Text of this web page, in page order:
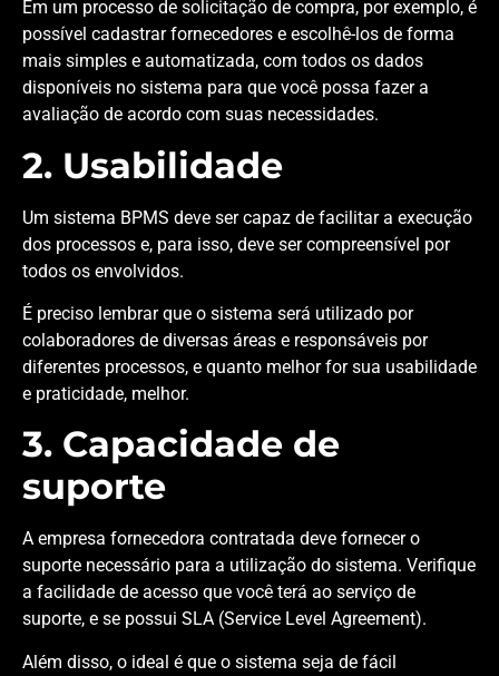
Em um processo de solicitação de compra, por exemplo, é
possível cadastrar fornecedores e escolhê-los de forma
mais simples e automatizada, com todos os dados
disponíveis no sistema para que você possa fazer a
avaliação de acordo com suas necessidades.
2. Usabilidade
Um sistema BPMS deve ser capaz de facilitar a execução
dos processos e, para isso, deve ser compreensível por
todos os envolvidos.
É preciso lembrar que o sistema será utilizado por
colaboradores de diversas áreas e responsáveis ​​por
diferentes processos, e quanto melhor for sua usabilidade
e praticidade, melhor.
3. Capacidade de
suporte
A empresa fornecedora contratada deve fornecer o
suporte necessário para a utilização do sistema. Verifique
a facilidade de acesso que você terá ao serviço de
suporte, e se possui SLA (Service Level Agreement).
Além disso, o ideal é que o sistema seja de fácil